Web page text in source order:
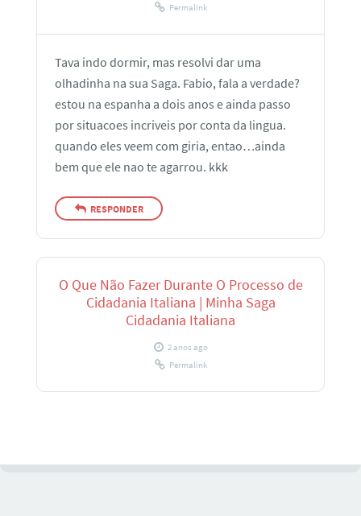
Permalink
Tava indo dormir, mas resolvi dar uma
olhadinha na sua Saga. Fabio, fala a verdade?
estou na espanha a dois anos e ainda passo
por situacoes incriveis por conta da lingua.
quando eles veem com giria, entao…ainda
bem que ele nao te agarrou. kkk
RESPONDER
O Que Não Fazer Durante O Processo de
Cidadania Italiana | Minha Saga
Cidadania Italiana
2 anos ago
Permalink